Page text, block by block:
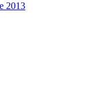
2013